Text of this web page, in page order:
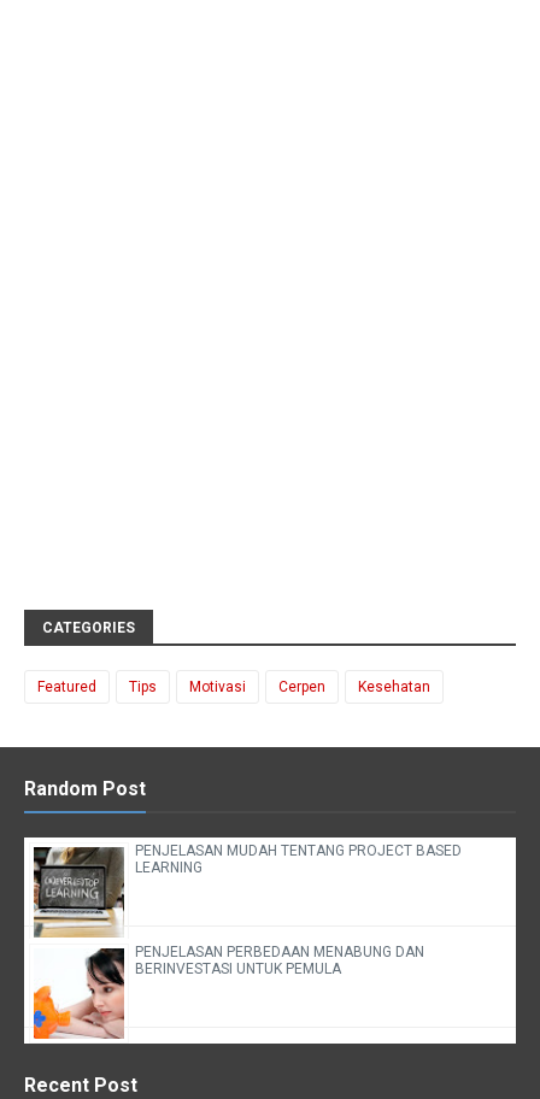
CATEGORIES
Featured Tips Motivasi Cerpen Kesehatan
Random Post
PENJELASAN MUDAH TENTANG PROJECT BASED
LEARNING
PENJELASAN PERBEDAAN MENABUNG DAN
BERINVESTASI UNTUK PEMULA
Recent Post